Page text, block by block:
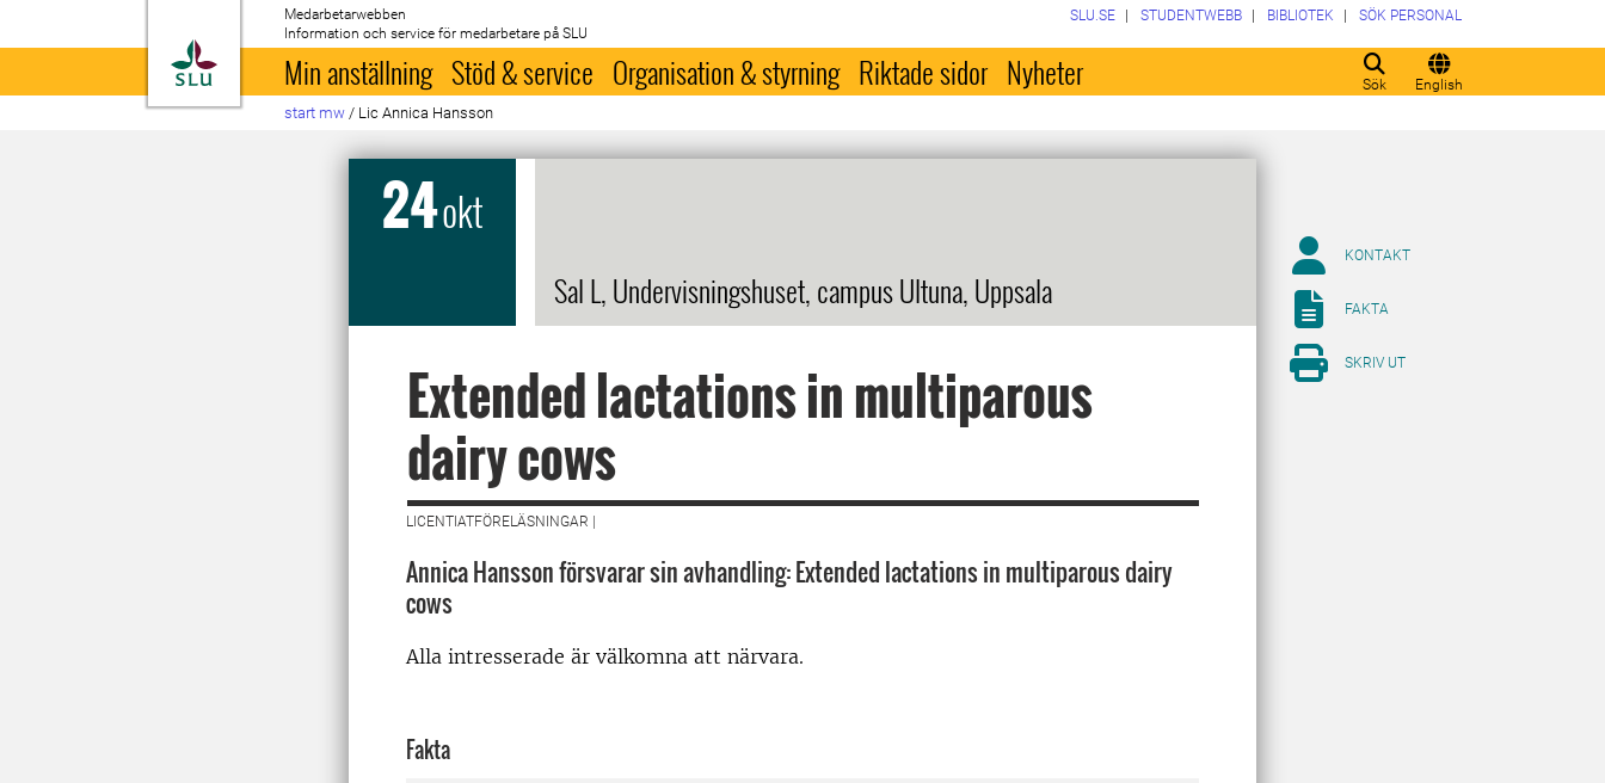
Till startsida
Medarbetarwebben
Information och service för medarbetare på SLU
Sök English
SLU.SE STUDENTWEBB BIBLIOTEK SÖK PERSONAL
Min anställning Stöd & service Organisation & styrning Riktade sidor Nyheter
start mw / Lic Annica Hansson
24okt
Sal L, Undervisningshuset, campus Ultuna, Uppsala
Extended lactations in multiparous
dairy cows
LICENTIATFÖRELÄSNINGAR |
Annica Hansson försvarar sin avhandling: Extended lactations in multiparous dairy
cows
Alla intresserade är välkomna att närvara.
Fakta
KONTAKT
FAKTA
SKRIV UT